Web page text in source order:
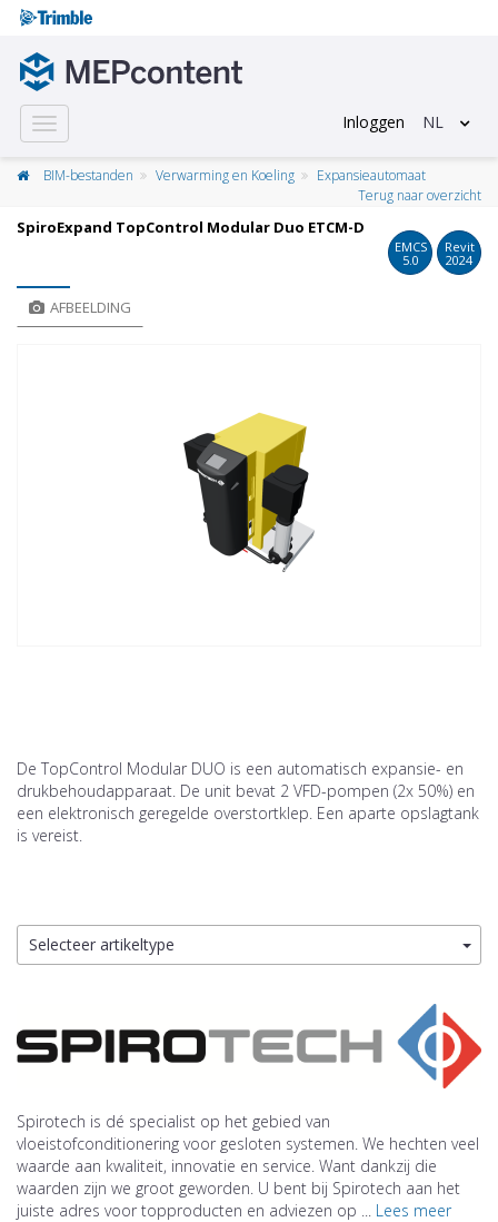
Toggle
navigation
Inloggen NL
BIM-bestanden Verwarming en Koeling
Expansieautomaat
Terug naar overzicht
SpiroExpand TopControl Modular Duo ETCM-D
EMCS
5.0
Revit
2024
AFBEELDING
De TopControl Modular DUO is een automatisch expansie- en
drukbehoudapparaat. De unit bevat 2 VFD-pompen (2x 50%) en
een elektronisch geregelde overstortklep. Een aparte opslagtank
is vereist.
Selecteer artikeltype
Spirotech is dé specialist op het gebied van
vloeistofconditionering voor gesloten systemen. We hechten veel
waarde aan kwaliteit, innovatie en service. Want dankzij die
waarden zijn we groot geworden. U bent bij Spirotech aan het
juiste adres voor topproducten en adviezen op ... Lees meer